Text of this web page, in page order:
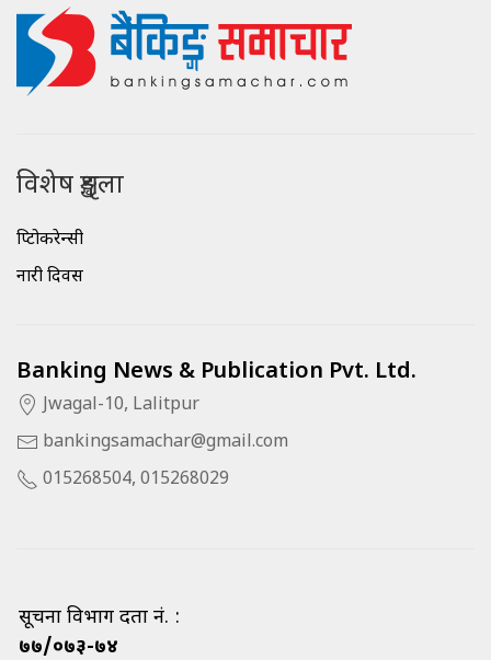
विशेष शृङ्खला
क्रिप्टोकरेन्सी
नारी दिवस
Banking News & Publication Pvt. Ltd.
Jwagal-10, Lalitpur
bankingsamachar@gmail.com
015268504, 015268029
सूचना विभाग दर्ता नं. :
७७/०७३-७४